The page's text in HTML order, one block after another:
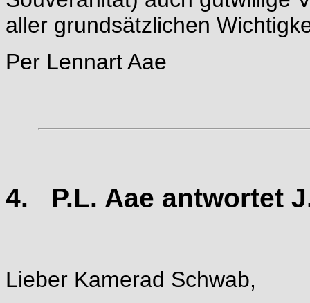
aller grundsätzlichen
Per Lennart Aae
4. P.L. Aae antwortet
Lieber Kamerad Schwab,